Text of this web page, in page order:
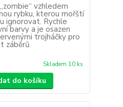
vzhledem
rybku, kterou mořští
ignorovat. Rychle
barvy a je osazen
trojháčky pro
záběrů.
Skladem 10 ks
do košíku